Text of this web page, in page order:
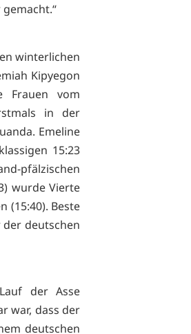
winterlichen
Kipyegon
Frauen vom
in der
Emeline
15:23
pfälzischen
wurde Vierte
(15:40). Beste
der deutschen
der Asse
war, dass der
deutschen